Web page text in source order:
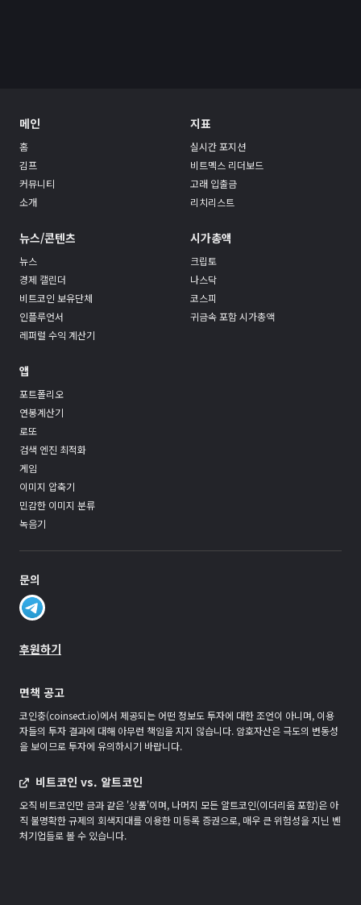
메인
홈
김프
커뮤니티
소개
지표
실시간 포지션
비트멕스 리더보드
고래 입출금
리치리스트
뉴스/콘텐츠
뉴스
경제 캘린더
비트코인 보유단체
인플루언서
레퍼럴 수익 계산기
시가총액
크립토
나스닥
코스피
귀금속 포함 시가총액
앱
포트폴리오
연봉계산기
로또
검색 엔진 최적화
게임
이미지 압축기
민감한 이미지 분류
녹음기
문의
후원하기
면책 공고
코인충(coinsect.io)에서 제공되는 어떤 정보도 투자에 대한 조언이 아니며, 이용
자들의 투자 결과에 대해 아무런 책임을 지지 않습니다. 암호자산은 극도의 변동성
을 보이므로 투자에 유의하시기 바랍니다.
비트코인 vs. 알트코인
오직 비트코인만 금과 같은 '상품'이며, 나머지 모든 알트코인(이더리움 포함)은 아
직 불명확한 규제의 회색지대를 이용한 미등록 증권으로, 매우 큰 위험성을 지닌 벤
처기업들로 볼 수 있습니다.